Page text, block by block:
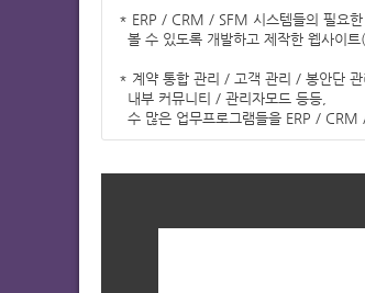
* ERP / CRM / SFM 시스템들의 필요
* 계약 통합 관리 / 고객 관리 / 봉안단